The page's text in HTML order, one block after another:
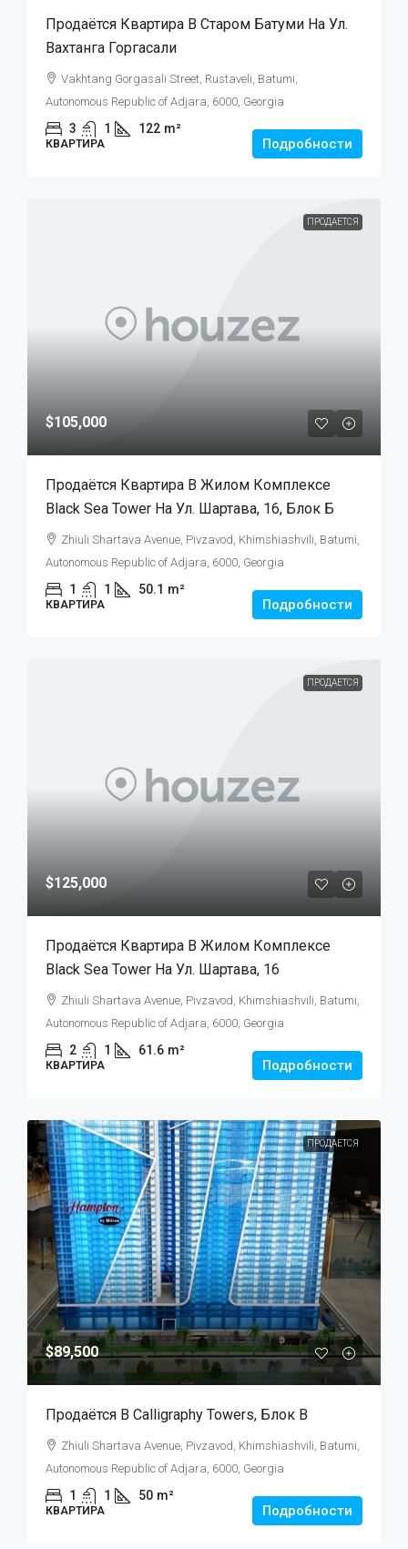
Продаётся Квартира В Старом Батуми На Ул.
Вахтанга Горгасали
Vakhtang Gorgasali Street, Rustaveli, Batumi,
Autonomous Republic of Adjara, 6000, Georgia
3 1 122 m²
КВАРТИРА Подробности
ПРОДАЕТСЯ
$105,000
Продаётся Квартира В Жилом Комплексе
Black Sea Tower На Ул. Шартава, 16, Блок Б
Zhiuli Shartava Avenue, Pivzavod, Khimshiashvili, Batumi,
Autonomous Republic of Adjara, 6000, Georgia
1 1 50.1 m²
КВАРТИРА Подробности
ПРОДАЕТСЯ
$125,000
Продаётся Квартира В Жилом Комплексе
Black Sea Tower На Ул. Шартава, 16
Zhiuli Shartava Avenue, Pivzavod, Khimshiashvili, Batumi,
Autonomous Republic of Adjara, 6000, Georgia
2 1 61.6 m²
КВАРТИРА Подробности
ПРОДАЕТСЯ
$89,500
Продаётся В Calligraphy Towers, Блок B
Zhiuli Shartava Avenue, Pivzavod, Khimshiashvili, Batumi,
Autonomous Republic of Adjara, 6000, Georgia
1 1 50 m²
КВАРТИРА Подробности